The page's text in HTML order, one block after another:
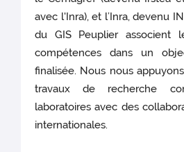
avec l'Inra), et l’Inra, devenu
du GIS Peuplier associent
compétences dans un
finalisée. Nous nous
travaux de recherche
laboratoires avec des
internationales.